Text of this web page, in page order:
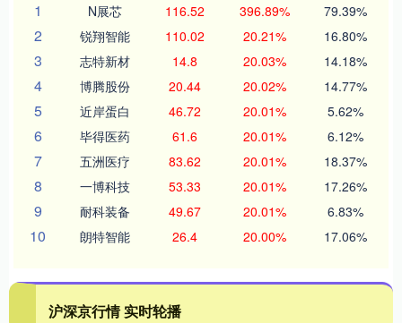
1
N展芯 116.52 396.89% 79.39%
2 锐翔智能 110.02 20.21% 16.80%
3 志特新材 14.8 20.03% 14.18%
4 博腾股份 20.44 20.02% 14.77%
5 近岸蛋白 46.72 20.01% 5.62%
6 毕得医药 61.6 20.01% 6.12%
7 五洲医疗 83.62 20.01% 18.37%
8 一博科技 53.33 20.01% 17.26%
9 耐科装备 49.67 20.01% 6.83%
10 朗特智能 26.4 20.00% 17.06%
沪深京行情 实时轮播